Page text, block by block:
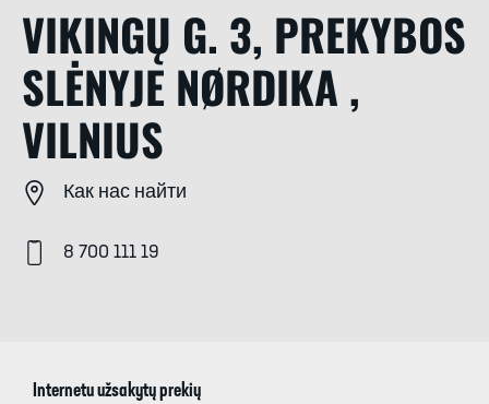
VIKINGŲ G. 3, PREKYBOS
SLĖNYJE NØRDIKA ,
VILNIUS
Как нас найти
8 700 111 19
Internetu užsakytų prekių